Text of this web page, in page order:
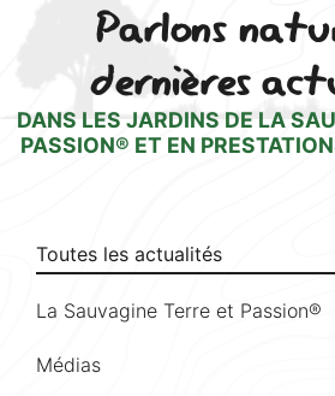
Parlons
dernières
DANS LES JARDINS DE LA
PASSION® ET EN
Toutes les actualités
La Sauvagine Terre et Passion®
Médias